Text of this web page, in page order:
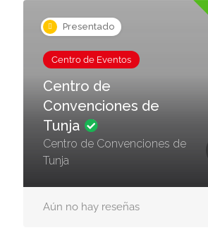
Presentado
Centro de Eventos
Centro de
Convenciones de
Tunja
Centro de Convenciones de
Tunja
Aún no hay reseñas